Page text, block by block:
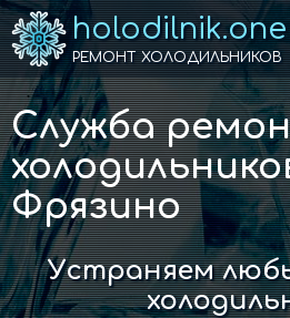
holodilnik.one
РЕМОНТ ХОЛОДИЛЬНИКОВ
Служба
Фрязино
Устраняем